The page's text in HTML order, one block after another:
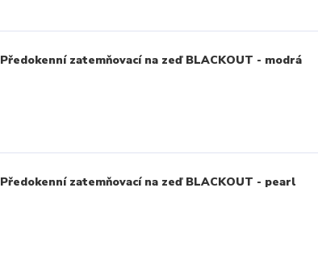
Předokenní zatemňovací na zeď BLACKOUT - modrá
Předokenní zatemňovací na zeď BLACKOUT - pearl